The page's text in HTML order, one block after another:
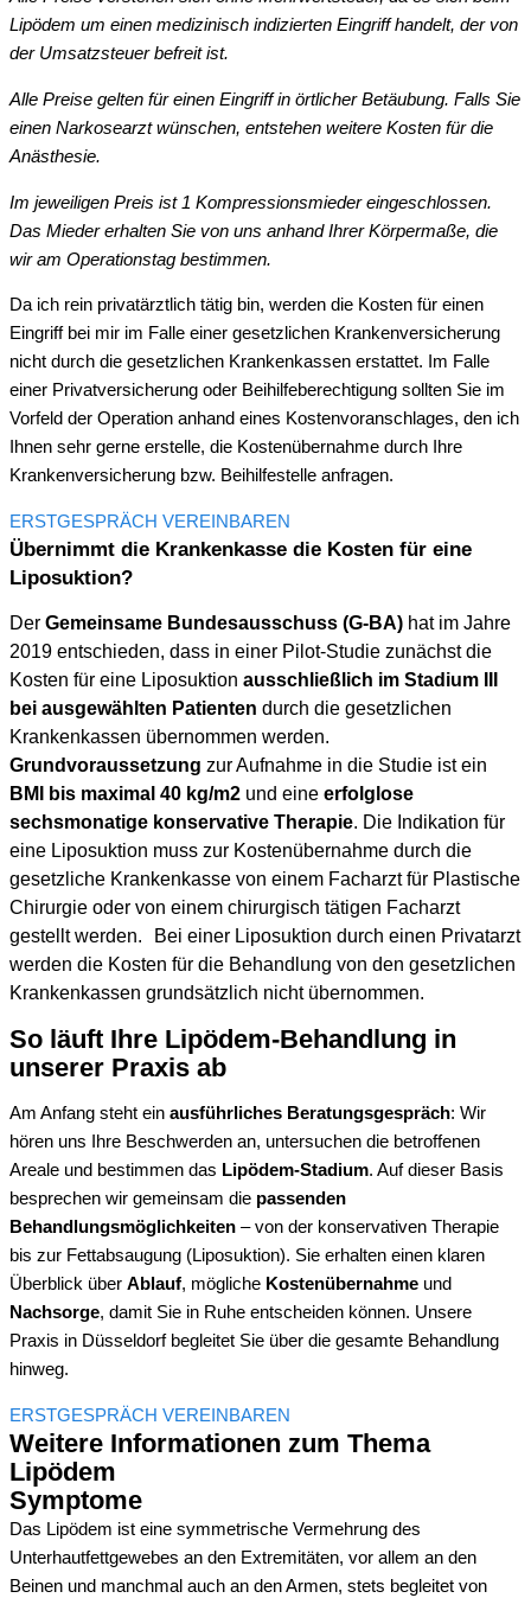
Lipödem um einen medizinisch indizierten Eingriff handelt, der von
der Umsatzsteuer befreit ist.
Alle Preise gelten für einen Eingriff in örtlicher Betäubung. Falls Sie
einen Narkosearzt wünschen, entstehen weitere Kosten für die
Anästhesie.
Im jeweiligen Preis ist 1 Kompressionsmieder eingeschlossen.
Das Mieder erhalten Sie von uns anhand Ihrer Körpermaße, die
wir am Operationstag bestimmen.
Da ich rein privatärztlich tätig bin, werden die Kosten für einen
Eingriff bei mir im Falle einer gesetzlichen Krankenversicherung
nicht durch die gesetzlichen Krankenkassen erstattet. Im Falle
einer Privatversicherung oder Beihilfeberechtigung sollten Sie im
Vorfeld der Operation anhand eines Kostenvoranschlages, den ich
Ihnen sehr gerne erstelle, die Kostenübernahme durch Ihre
Krankenversicherung bzw. Beihilfestelle anfragen.
ERSTGESPRÄCH VEREINBAREN
Übernimmt die Krankenkasse die Kosten für eine
Liposuktion?
Der Gemeinsame Bundesausschuss (G-BA) hat im Jahre
2019 entschieden, dass in einer Pilot-Studie zunächst die
Kosten für eine Liposuktion ausschließlich im Stadium III
bei ausgewählten Patienten durch die gesetzlichen
Krankenkassen übernommen werden.
Grundvoraussetzung zur Aufnahme in die Studie ist ein
BMI bis maximal 40 kg/m2 und eine erfolglose
sechsmonatige konservative Therapie. Die Indikation für
eine Liposuktion muss zur Kostenübernahme durch die
gesetzliche Krankenkasse von einem Facharzt für Plastische
Chirurgie oder von einem chirurgisch tätigen Facharzt
gestellt werden. Bei einer Liposuktion durch einen Privatarzt
werden die Kosten für die Behandlung von den gesetzlichen
Krankenkassen grundsätzlich nicht übernommen.
So läuft Ihre Lipödem-Behandlung in
unserer Praxis ab
Am Anfang steht ein ausführliches Beratungsgespräch: Wir
hören uns Ihre Beschwerden an, untersuchen die betroffenen
Areale und bestimmen das Lipödem-Stadium. Auf dieser Basis
besprechen wir gemeinsam die passenden
Behandlungsmöglichkeiten – von der konservativen Therapie
bis zur Fettabsaugung (Liposuktion). Sie erhalten einen klaren
Überblick über Ablauf, mögliche Kostenübernahme und
Nachsorge, damit Sie in Ruhe entscheiden können. Unsere
Praxis in Düsseldorf begleitet Sie über die gesamte Behandlung
hinweg.
ERSTGESPRÄCH VEREINBAREN
Weitere Informationen zum Thema
Lipödem
Symptome
Das Lipödem ist eine symmetrische Vermehrung des
Unterhautfettgewebes an den Extremitäten, vor allem an den
Beinen und manchmal auch an den Armen, stets begleitet von